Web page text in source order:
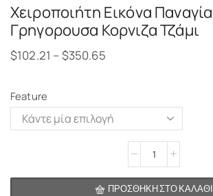
Χειροποιήτη Εικόνα Παναγία
Γρηγορουσα Κορνιζα Τζάμι
$102.21 – $350.65
Feature
ΠΡΟΣΘΉΚΗ ΣΤΟ ΚΑΛΆΘΙ